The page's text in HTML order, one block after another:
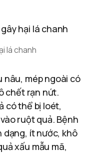
lá chanh
nâu, mép ngoài có
chết rạn nứt.
có thể bị loét,
ruột quả. Bệnh
dạng, ít nước, khô
xấu mẫu mã,